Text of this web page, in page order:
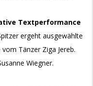
Textperformance
ergeht ausgewählte
Tänzer Ziga Jereb.
Wiegner.